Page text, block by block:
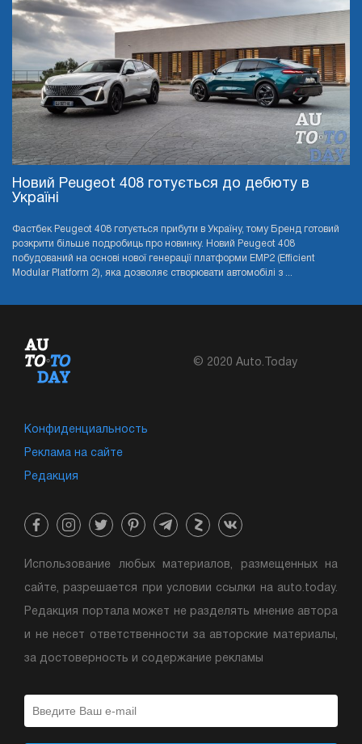
Новий Peugeot 408 готується до дебюту в
Україні
Фастбек Peugeot 408 готується прибути в Україну, тому Бренд готовий
розкрити більше подробиць про новинку. Новий Peugeot 408
побудований на основі нової генерації платформи EMP2 (Efficient
Modular Platform 2), яка дозволяє створювати автомобілі з ...
© 2020 Auto.Today
Конфиденциальность
Реклама на сайте
Редакция
Использование любых материалов, размещенных на
сайте, разрешается при условии ссылки на auto.today.
Редакция портала может не разделять мнение автора
и не несет ответственности за авторские материалы,
за достоверность и содержание рекламы